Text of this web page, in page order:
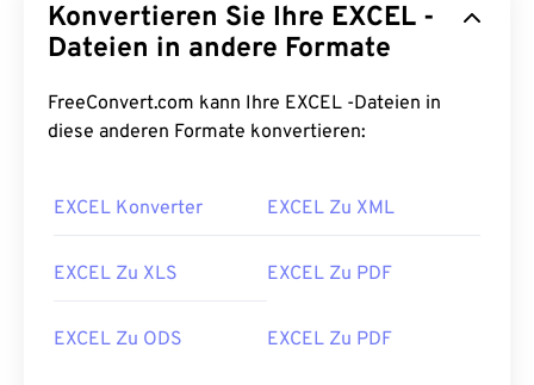
Konvertieren Sie Ihre EXCEL -
Dateien in andere Formate
FreeConvert.com kann Ihre EXCEL -Dateien in
diese anderen Formate konvertieren:
EXCEL Konverter EXCEL Zu XML
EXCEL Zu XLS EXCEL Zu PDF
EXCEL Zu ODS EXCEL Zu PDF